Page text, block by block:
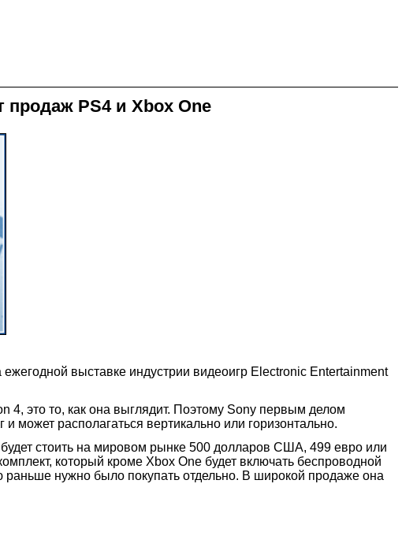
PS4 и Xbox One
ежегодной выставке индустрии видеоигр Electronic Entertainment
4, это то, как она выглядит. Поэтому Sony первым делом
может располагаться вертикально или горизонтально.
будет стоить на мировом рынке 500 долларов США, 499 евро или
который кроме Xbox One будет включать беспроводной
раньше нужно было покупать отдельно. В широкой продаже она